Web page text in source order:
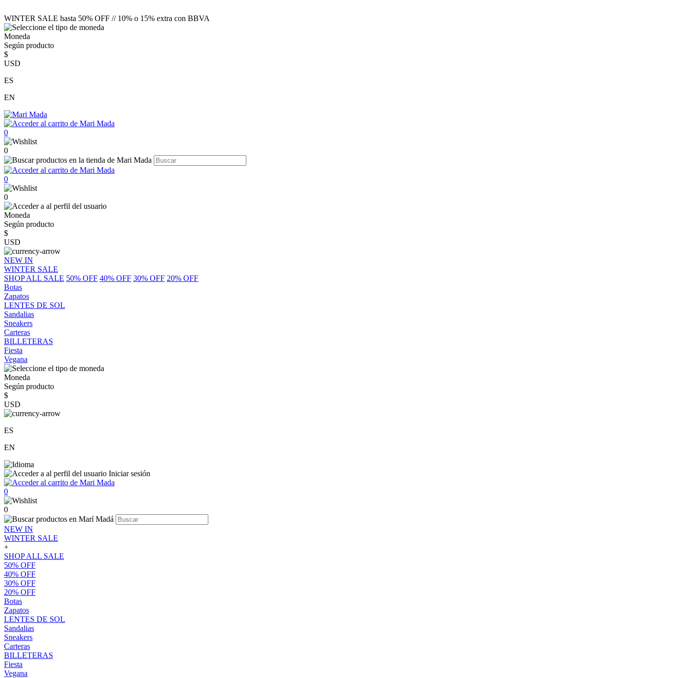
WINTER SALE hasta 50% OFF // 10% o 15% extra con BBVA
Moneda
Según producto
$
USD
ES
EN
0
0
0
0
Moneda
Según producto
$
USD
NEW IN
WINTER SALE
SHOP ALL SALE 50% OFF 40% OFF 30% OFF 20% OFF
Botas
Zapatos
LENTES DE SOL
Sandalias
Sneakers
Carteras
BILLETERAS
Fiesta
Vegana
Moneda
Según producto
$
USD
ES
EN
Iniciar sesión
0
0
NEW IN
WINTER SALE
+
SHOP ALL SALE
50% OFF
40% OFF
30% OFF
20% OFF
Botas
Zapatos
LENTES DE SOL
Sandalias
Sneakers
Carteras
BILLETERAS
Fiesta
Vegana